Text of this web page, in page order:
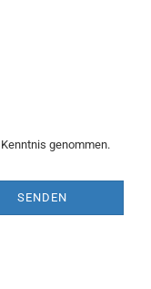
genommen.
SENDEN